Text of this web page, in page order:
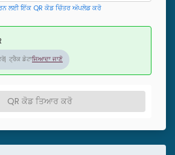
ਲਈ ਇੱਕ QR ਕੋਡ ਚਿੱਤਰ ਅੱਪਲੋਡ ਕਰੋ
ਟ੍ਰੈਕ ਡੇਟਾਜਿਆਦਾ ਜਾਣੋ
QR ਕੋਡ ਤਿਆਰ ਕਰੋ